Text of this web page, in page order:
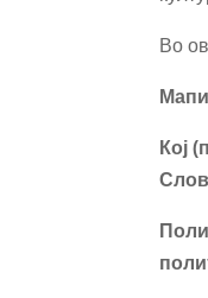
Во
Кој